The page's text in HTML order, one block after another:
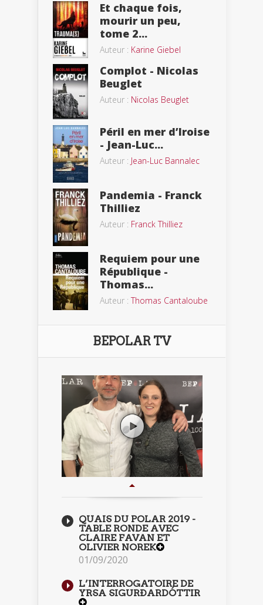
Et chaque fois,
mourir un peu,
tome 2...
Auteur : Karine Giebel
Complot - Nicolas
Beuglet
Auteur : Nicolas Beuglet
Péril en mer d’Iroise
- Jean-Luc...
Auteur : Jean-Luc Bannalec
Pandemia - Franck
Thilliez
Auteur : Franck Thilliez
Requiem pour une
République -
Thomas...
Auteur :Thomas Cantaloube
BEPOLAR TV
QUAIS DU POLAR 2019 -
TABLE RONDE AVEC
CLAIRE FAVAN ET
OLIVIER NOREK
01/09/2020
L’INTERROGATOIRE DE
YRSA SIGURÐARDÓTTIR